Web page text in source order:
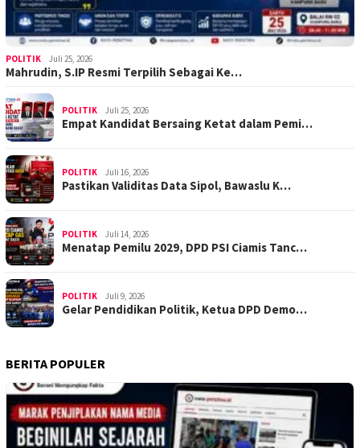
POLITIK Juli 25, 2026
Mahrudin, S.IP Resmi Terpilih Sebagai Ke…
POLITIK Juli 25, 2026
Empat Kandidat Bersaing Ketat dalam Pemi…
POLITIK Juli 16, 2026
Pastikan Validitas Data Sipol, Bawaslu K…
POLITIK Juli 14, 2026
Menatap Pemilu 2029, DPD PSI Ciamis Tanc…
POLITIK Juli 9, 2026
Gelar Pendidikan Politik, Ketua DPD Demo…
BERITA POPULER